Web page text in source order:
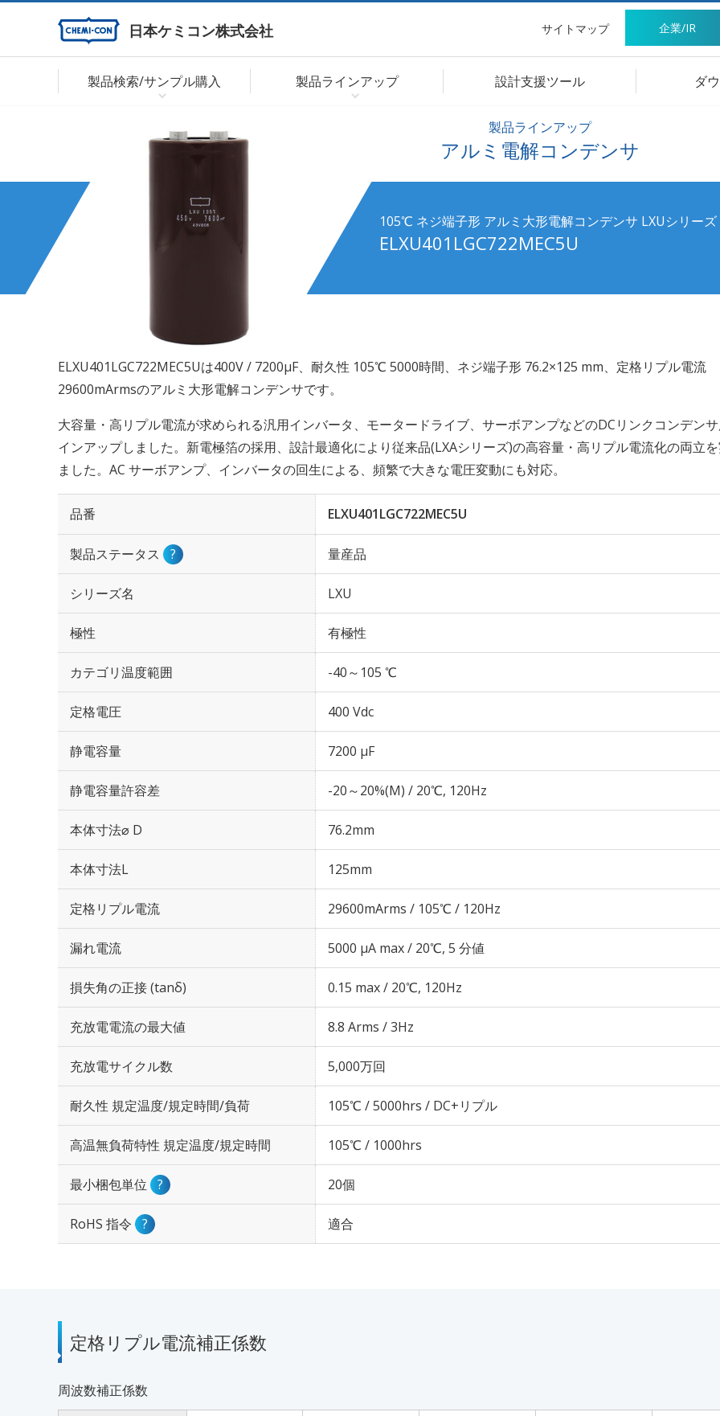
日本ケミコン株式会社 サイトマップ 企業/IR
製品検索/サンプル購入 製品ラインアップ 設計支援ツール ダ
製品ラインアップ
アルミ電解コンデンサ
105℃ ネジ端子形 アルミ大形電解コンデンサ LXUシリーズ
ELXU401LGC722MEC5U
ELXU401LGC722MEC5Uは400V / 7200µF、耐久性 105℃ 5000時間、ネジ端子形 76.2×125 mm、定格リプル電流
29600mArmsのアルミ大形電解コンデンサです。
大容量・高リプル電流が求められる汎用インバータ、モータードライブ、サーボアンプなどのDCリンクコンデン
インアップしました。新電極箔の採用、設計最適化により従来品(LXAシリーズ)の高容量・高リプル電流化の両立
ました。AC サーボアンプ、インバータの回生による、頻繁で大きな電圧変動にも対応。
品番 ELXU401LGC722MEC5U
製品ステータス ? 量産品
シリーズ名 LXU
極性 有極性
カテゴリ温度範囲 -40～105 ℃
定格電圧 400 Vdc
静電容量 7200 µF
静電容量許容差 -20～20%(M) / 20℃, 120Hz
本体寸法⌀ D 76.2mm
本体寸法L 125mm
定格リプル電流 29600mArms / 105℃ / 120Hz
漏れ電流 5000 μA max / 20℃, 5 分値
損失角の正接 (tanδ) 0.15 max / 20℃, 120Hz
充放電電流の最大値 8.8 Arms / 3Hz
充放電サイクル数 5,000万回
耐久性 規定温度/規定時間/負荷 105℃ / 5000hrs / DC+リプル
高温無負荷特性 規定温度/規定時間 105℃ / 1000hrs
最小梱包単位 ? 20個
RoHS 指令 ? 適合
定格リプル電流補正係数
周波数補正係数